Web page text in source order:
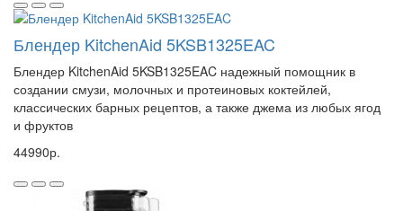
Блендер KitchenAid 5KSB1325EAC
Блендер KitchenAid 5KSB1325EAC надежный помощник в
создании смузи, молочных и протеиновых коктейлей,
классических барных рецептов, а также джема из любых ягод
и фруктов
44990р.